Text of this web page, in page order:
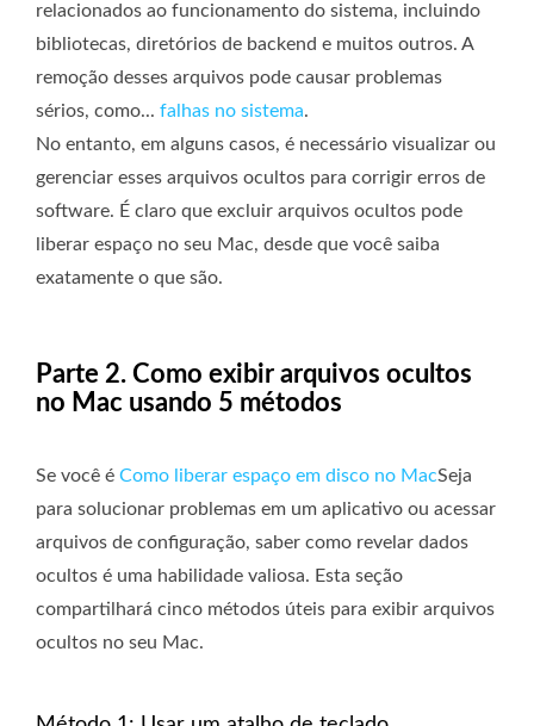
relacionados ao funcionamento do sistema, incluindo
bibliotecas, diretórios de backend e muitos outros. A
remoção desses arquivos pode causar problemas
sérios, como... falhas no sistema.
No entanto, em alguns casos, é necessário visualizar ou
gerenciar esses arquivos ocultos para corrigir erros de
software. É claro que excluir arquivos ocultos pode
liberar espaço no seu Mac, desde que você saiba
exatamente o que são.
Parte 2. Como exibir arquivos ocultos
no Mac usando 5 métodos
Se você é Como liberar espaço em disco no MacSeja
para solucionar problemas em um aplicativo ou acessar
arquivos de configuração, saber como revelar dados
ocultos é uma habilidade valiosa. Esta seção
compartilhará cinco métodos úteis para exibir arquivos
ocultos no seu Mac.